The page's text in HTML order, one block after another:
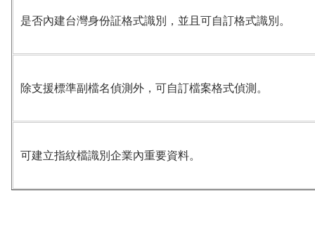
是否內建台灣身份証格式識別，並且可自訂格式識別。
除支援標準副檔名偵測外，可自訂檔案格式偵測。
可建立指紋檔識別企業內重要資料。